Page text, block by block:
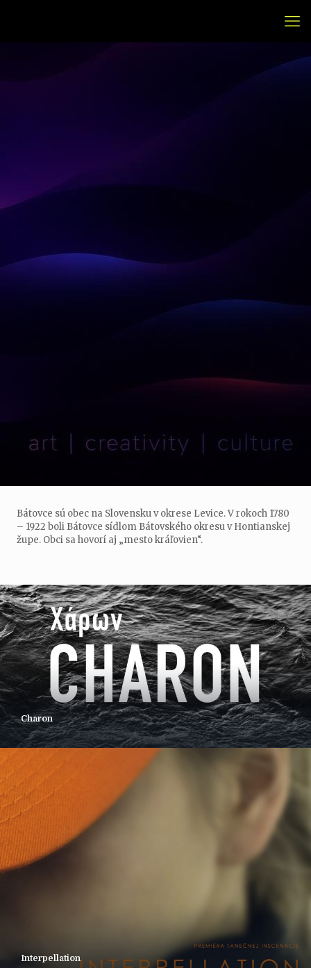
Bátovce sú obec na Slovensku v okrese Levice. V rokoch 1780
– 1922 boli Bátovce sídlom Bátovského okresu v Hontianskej
župe. Obci sa hovorí aj „mesto kráľovien“.
Charon
Interpellation